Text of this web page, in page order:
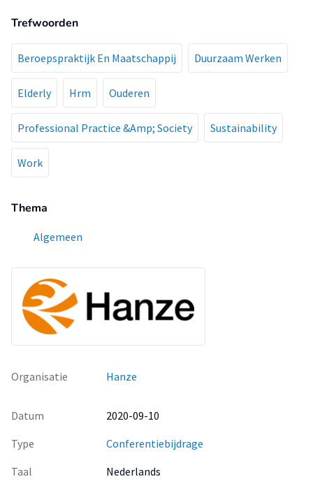
Trefwoorden
Beroepspraktijk En Maatschappij Duurzaam Werken
Elderly Hrm Ouderen
Professional Practice &Amp; Society Sustainability
Work
Thema
Algemeen
Organisatie Hanze
Datum
2020-09-10
Type
Conferentiebijdrage
Taal
Nederlands